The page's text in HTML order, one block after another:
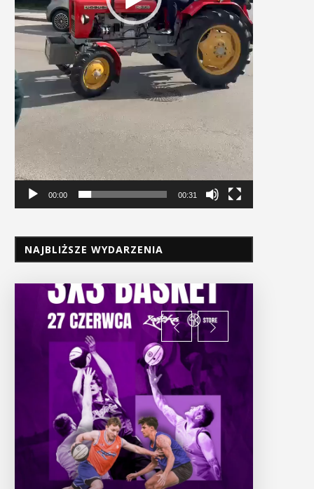
00:00 00:31
NAJBLIŻSZE WYDARZENIA